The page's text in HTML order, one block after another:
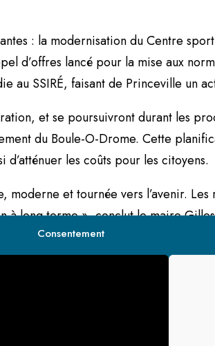
Consentement
: la modernisation du Centre
d’offres lancé pour la mise aux
au SSIRÉ, faisant de Princeville un
et se poursuivront durant les
du Boule-O-Drome. Cette
les coûts pour les citoyens.
moderne et tournée vers l’avenir.
à long terme », conclut le maire